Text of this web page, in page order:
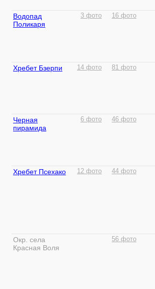
Водопад
Поликаря
3 фото 16 фото
Хребет Бзерпи 14 фото 81 фото
Черная
пирамида
6 фото 46 фото
Хребет Псехако 12 фото 44 фото
Окр. села
Красная Воля
56 фото